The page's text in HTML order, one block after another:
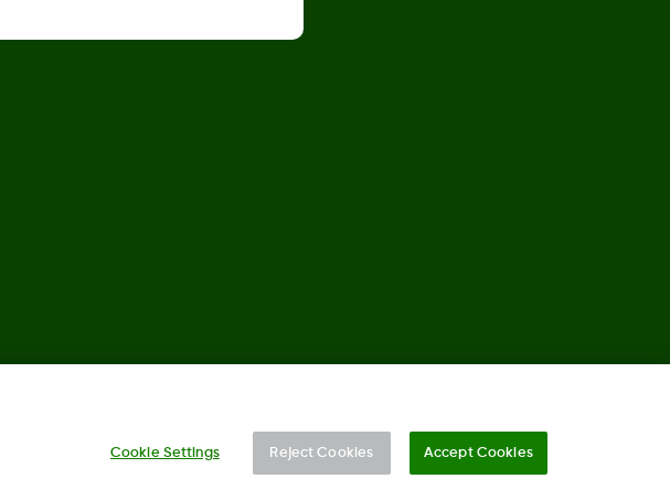
Cookie Settings Reject Cookies Accept Cookies